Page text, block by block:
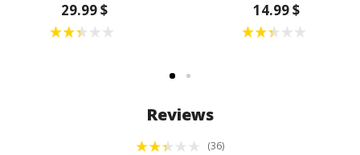
29.99 $ 14.99 $
Reviews
(36)